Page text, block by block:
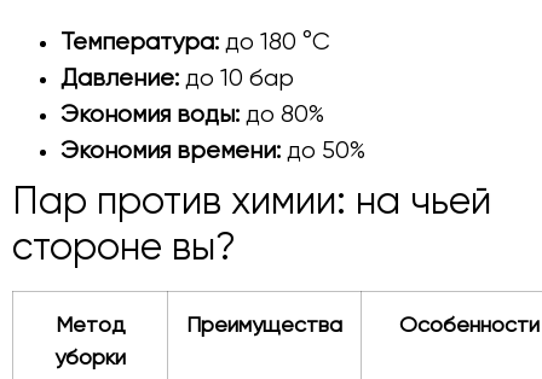
Температура: до 180 °C
Давление: до 10 бар
Экономия воды: до 80%
Экономия времени: до 50%
Пар против химии: на чьей
стороне вы?
Метод
уборки
Преимущества Особенности